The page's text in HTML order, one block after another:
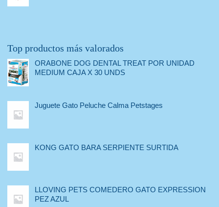
Top productos más valorados
ORABONE DOG DENTAL TREAT POR UNIDAD
MEDIUM CAJA X 30 UNDS
Juguete Gato Peluche Calma Petstages
KONG GATO BARA SERPIENTE SURTIDA
LLOVING PETS COMEDERO GATO EXPRESSION
PEZ AZUL